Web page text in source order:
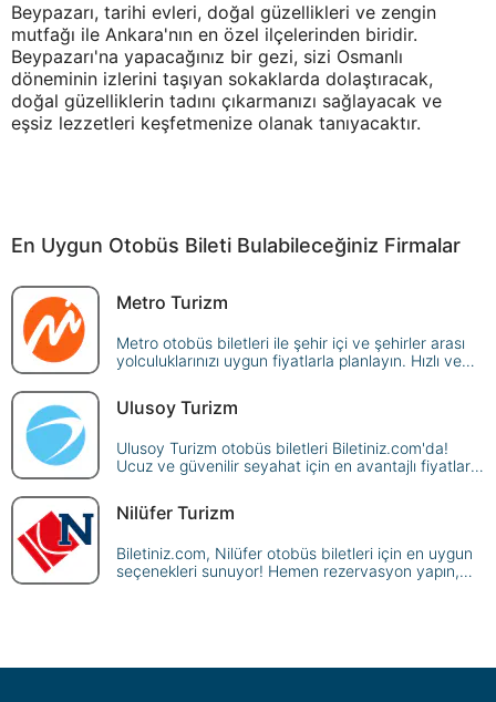
Beypazarı, tarihi evleri, doğal güzellikleri ve zengin
mutfağı ile Ankara'nın en özel ilçelerinden biridir.
Beypazarı'na yapacağınız bir gezi, sizi Osmanlı
döneminin izlerini taşıyan sokaklarda dolaştıracak,
doğal güzelliklerin tadını çıkarmanızı sağlayacak ve
eşsiz lezzetleri keşfetmenize olanak tanıyacaktır.
En Uygun Otobüs Bileti Bulabileceğiniz Firmalar
Metro Turizm
Metro otobüs biletleri ile şehir içi ve şehirler arası
yolculuklarınızı uygun fiyatlarla planlayın. Hızlı ve
Ulusoy Turizm
Ulusoy Turizm otobüs biletleri Biletiniz.com'da!
Ucuz ve güvenilir seyahat için en avantajlı fiyatlar
Nilüfer Turizm
Biletiniz.com, Nilüfer otobüs biletleri için en uygun
seçenekleri sunuyor! Hemen rezervasyon yapın,